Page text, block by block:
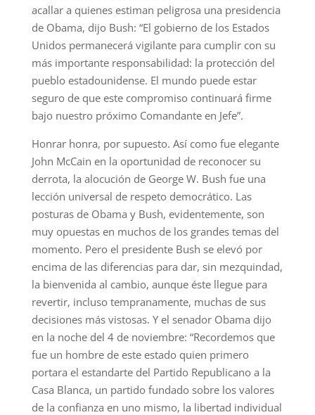
acallar a quienes estiman peligrosa una presidencia
de Obama, dijo Bush: “El gobierno de los Estados
Unidos permanecerá vigilante para cumplir con su
más importante responsabilidad: la protección del
pueblo estadounidense. El mundo puede estar
seguro de que este compromiso continuará firme
bajo nuestro próximo Comandante en Jefe”.
Honrar honra, por supuesto. Así como fue elegante
John McCain en la oportunidad de reconocer su
derrota, la alocución de George W. Bush fue una
lección universal de respeto democrático. Las
posturas de Obama y Bush, evidentemente, son
muy opuestas en muchos de los grandes temas del
momento. Pero el presidente Bush se elevó por
encima de las diferencias para dar, sin mezquindad,
la bienvenida al cambio, aunque éste llegue para
revertir, incluso tempranamente, muchas de sus
decisiones más vistosas. Y el senador Obama dijo
en la noche del 4 de noviembre: “Recordemos que
fue un hombre de este estado quien primero
portara el estandarte del Partido Republicano a la
Casa Blanca, un partido fundado sobre los valores
de la confianza en uno mismo, la libertad individual